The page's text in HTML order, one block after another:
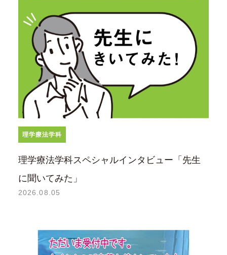
理学療法学科
理学療法学科スペシャルインタビュー「先生
に聞いてみた」
2026.08.05